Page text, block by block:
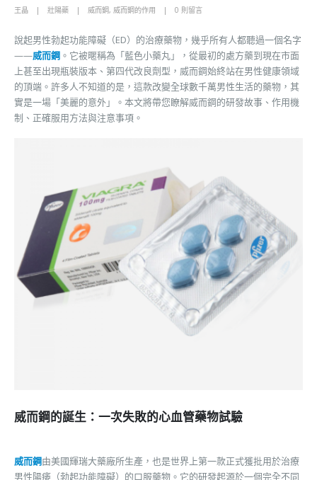
王晶 壯陽藥 威而鋼, 威而鋼的作用 0 則留言
說起男性勃起功能障礙（ED）的治療藥物，幾乎所有人都聽過一個名字
——威而鋼 。它被暱稱為「藍色小藥丸」，從最初的處方藥到現在市面
上甚至出現瓶裝版本、第四代改良劑型，威而鋼始終站在男性健康領域
的頂端。許多人不知道的是，這款改變全球數千萬男性生活的藥物，其
實是一場「美麗的意外」。本文將帶您瞭解威而鋼的研發故事、作用機
制、正確服用方法與注意事項。
威而鋼的誕生：一次失敗的心血管藥物試驗
威而鋼由美國輝瑞大藥廠所生產，也是世界上第一款正式獲批用於治療
男性陽痿（勃起功能障礙）的口服藥物。它的研發起源於一個完全不同